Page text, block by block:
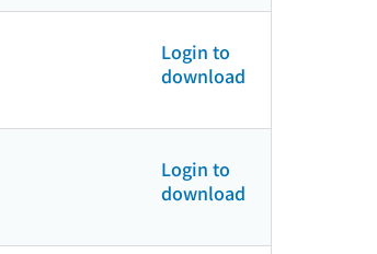
Login to
download
Login to
download